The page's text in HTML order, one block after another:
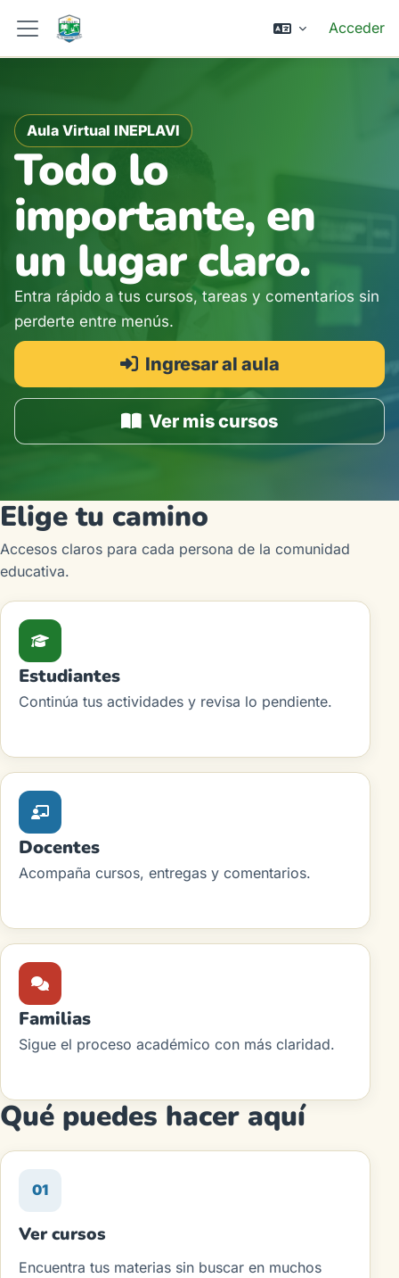
Salta al contenido principal
Panel lateral
Acceder
Aula Virtual INEPLAVI
Todo lo
importante, en
un lugar claro.
Entra rápido a tus cursos, tareas y comentarios sin
perderte entre menús.
Ingresar al aula
Ver mis cursos
Elige tu camino
Accesos claros para cada persona de la comunidad
educativa.
Estudiantes
Continúa tus actividades y revisa lo pendiente.
Docentes
Acompaña cursos, entregas y comentarios.
Familias
Sigue el proceso académico con más claridad.
Qué puedes hacer aquí
01
Ver cursos
Encuentra tus materias sin buscar en muchos